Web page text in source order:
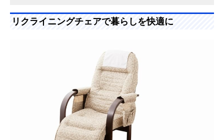
リクライニングチェアで暮らしを快適に